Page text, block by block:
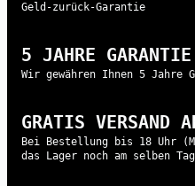
Geld-zurück-Garantie
5 JAHRE GARANTIE
Wir gewähren Ihnen 5
GRATIS VERSAND
Bei Bestellung bis 18 Uhr
das Lager noch am selben Tag